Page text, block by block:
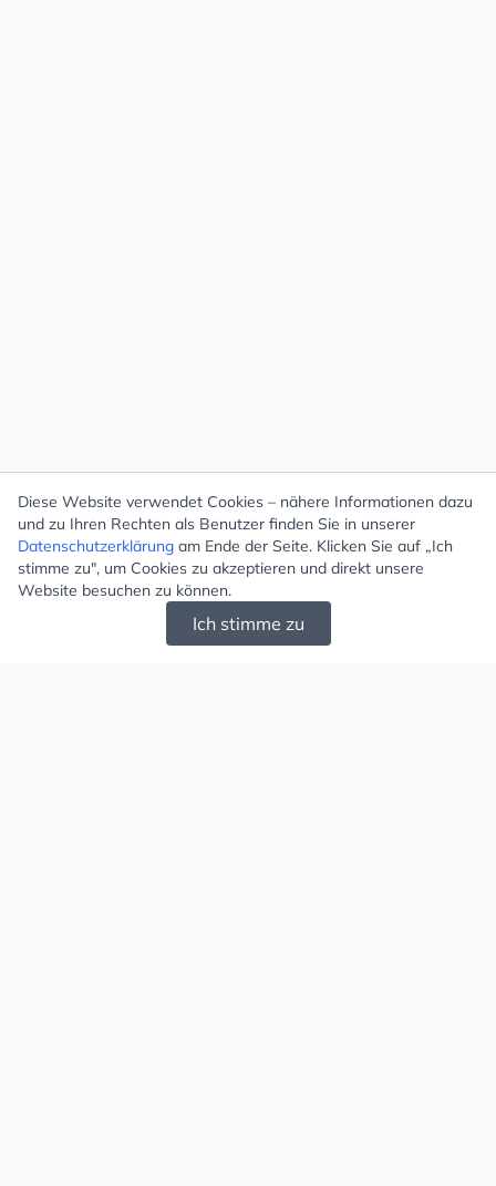
Diese Website verwendet Cookies – nähere Informationen dazu
und zu Ihren Rechten als Benutzer finden Sie in unserer
Datenschutzerklärung am Ende der Seite. Klicken Sie auf „Ich
stimme zu", um Cookies zu akzeptieren und direkt unsere
Website besuchen zu können.
Ich stimme zu